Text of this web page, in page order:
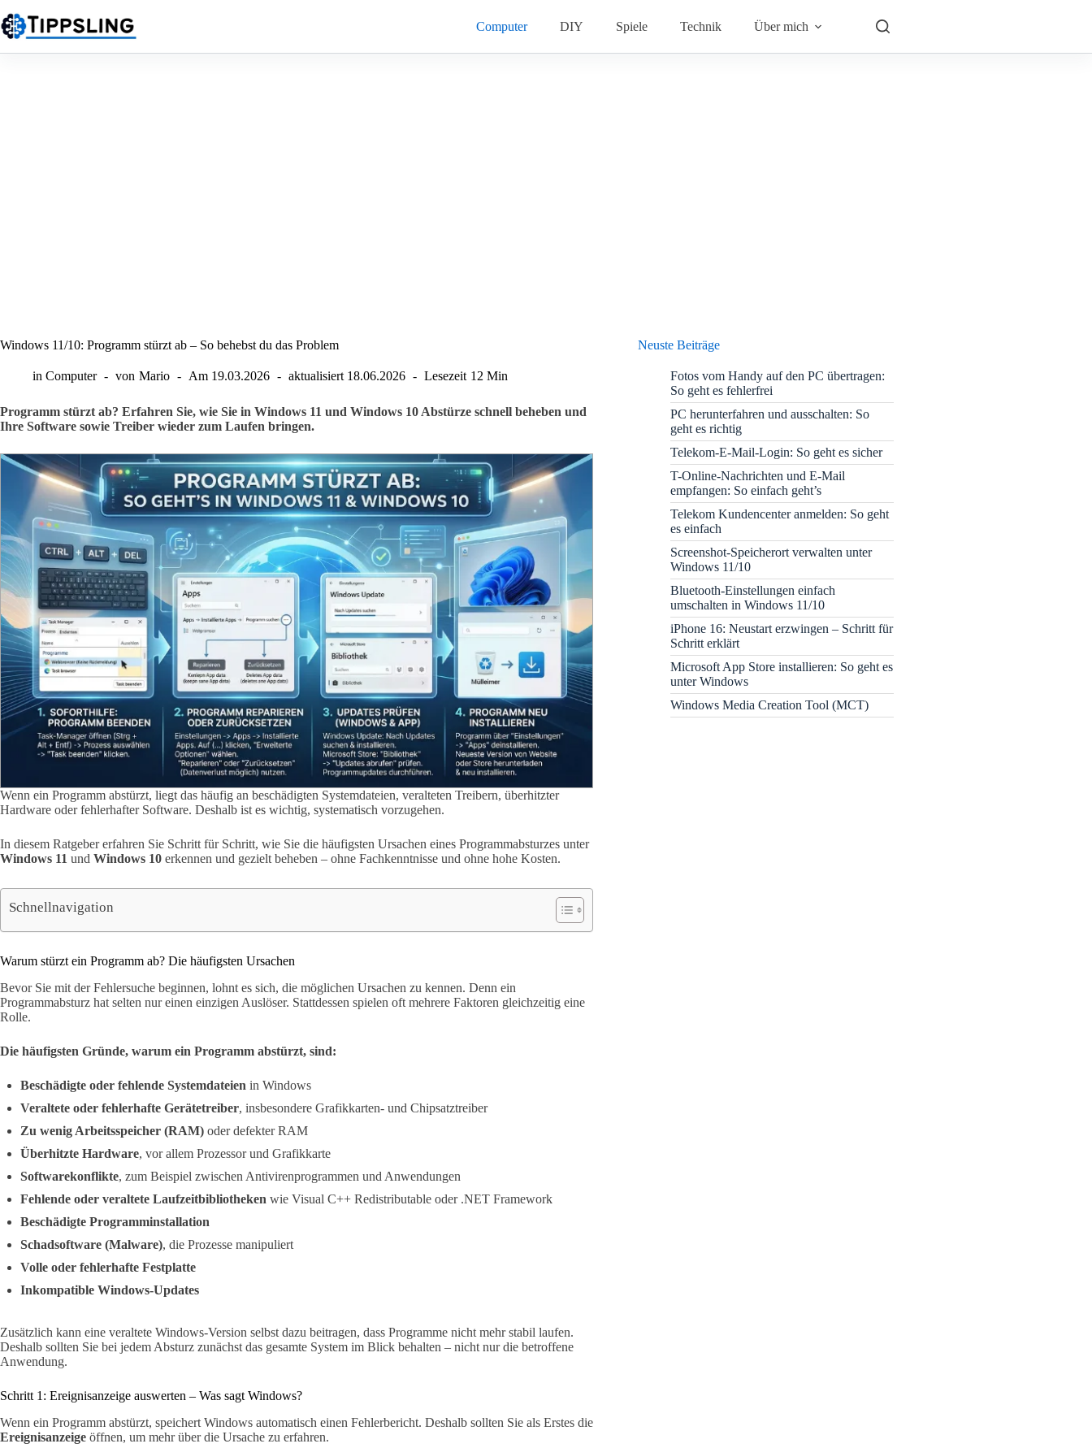
Inhalt
springen
Computer DIY Spiele Technik Über mich
Windows 11/10: Programm stürzt ab – So behebst du das Problem
in Computer von Mario Am 19.03.2026 aktualisiert 18.06.2026 Lesezeit 12 Min
Programm stürzt ab? Erfahren Sie, wie Sie in Windows 11 und Windows 10 Abstürze schnell beheben und
Ihre Software sowie Treiber wieder zum Laufen bringen.
Wenn ein Programm abstürzt, liegt das häufig an beschädigten Systemdateien, veralteten Treibern, überhitzter
Hardware oder fehlerhafter Software. Deshalb ist es wichtig, systematisch vorzugehen.
In diesem Ratgeber erfahren Sie Schritt für Schritt, wie Sie die häufigsten Ursachen eines Programmabsturzes unter
Windows 11 und Windows 10 erkennen und gezielt beheben – ohne Fachkenntnisse und ohne hohe Kosten.
Schnellnavigation
Warum stürzt ein Programm ab? Die häufigsten Ursachen
Bevor Sie mit der Fehlersuche beginnen, lohnt es sich, die möglichen Ursachen zu kennen. Denn ein
Programmabsturz hat selten nur einen einzigen Auslöser. Stattdessen spielen oft mehrere Faktoren gleichzeitig eine
Rolle.
Die häufigsten Gründe, warum ein Programm abstürzt, sind:
Beschädigte oder fehlende Systemdateien in Windows
Veraltete oder fehlerhafte Gerätetreiber, insbesondere Grafikkarten- und Chipsatztreiber
Zu wenig Arbeitsspeicher (RAM) oder defekter RAM
Überhitzte Hardware, vor allem Prozessor und Grafikkarte
Softwarekonflikte, zum Beispiel zwischen Antivirenprogrammen und Anwendungen
Fehlende oder veraltete Laufzeitbibliotheken wie Visual C++ Redistributable oder .NET Framework
Beschädigte Programminstallation
Schadsoftware (Malware), die Prozesse manipuliert
Volle oder fehlerhafte Festplatte
Inkompatible Windows-Updates
Zusätzlich kann eine veraltete Windows-Version selbst dazu beitragen, dass Programme nicht mehr stabil laufen.
Deshalb sollten Sie bei jedem Absturz zunächst das gesamte System im Blick behalten – nicht nur die betroffene
Anwendung.
Schritt 1: Ereignisanzeige auswerten – Was sagt Windows?
Wenn ein Programm abstürzt, speichert Windows automatisch einen Fehlerbericht. Deshalb sollten Sie als Erstes die
Ereignisanzeige öffnen, um mehr über die Ursache zu erfahren.
Neuste Beiträge
Fotos vom Handy auf den PC übertragen:
So geht es fehlerfrei
PC herunterfahren und ausschalten: So
geht es richtig
Telekom-E-Mail-Login: So geht es sicher
T-Online-Nachrichten und E-Mail
empfangen: So einfach geht’s
Telekom Kundencenter anmelden: So geht
es einfach
Screenshot-Speicherort verwalten unter
Windows 11/10
Bluetooth-Einstellungen einfach
umschalten in Windows 11/10
iPhone 16: Neustart erzwingen – Schritt für
Schritt erklärt
Microsoft App Store installieren: So geht es
unter Windows
Windows Media Creation Tool (MCT)